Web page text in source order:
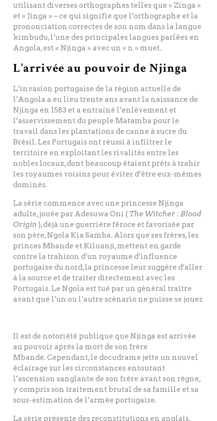
utilisant diverses orthographes telles que « Zinga »
et « Jinga » – ce qui signifie que l’orthographe et la
prononciation correctes de son nom dans la langue
kimbudu, l’une des principales langues parlées en
Angola, est « Njinga » avec un « n » muet.
L’arrivée au pouvoir de Njinga
L’invasion portugaise de la région actuelle de
l’Angola a eu lieu trente ans avant la naissance de
Njinga en 1583 et a entraîné l’enlèvement et
l’asservissement du peuple Matamba pour le
travail dans les plantations de canne à sucre du
Brésil. Les Portugais ont réussi à infiltrer le
territoire en exploitant les rivalités entre les
nobles locaux, dont beaucoup étaient prêts à trahir
les royaumes voisins pour éviter d’être eux-mêmes
dominés.
La série commence avec une princesse Njinga
adulte, jouée par Adesuwa Oni ( The Witcher : Blood
Origin ), déjà une guerrière féroce et favorisée par
son père, Ngola Kia Samba. Alors que ses frères, les
princes Mbande et Kiluanji, mettent en garde
contre la trahison d’un royaume d’influence
portugaise du nord, la princesse leur suggère d’aller
à la source et de traiter directement avec les
Portugais. Le Ngola est tué par un général traître
avant que l’un ou l’autre scénario ne puisse se jouer.
Il est de notoriété publique que Njinga est arrivée
au pouvoir après la mort de son frère
Mbande. Cependant, le docudrame jette un nouvel
éclairage sur les circonstances entourant
l’ascension sanglante de son frère avant son règne,
y compris son traitement brutal de sa famille et sa
sous-estimation de l’armée portugaise.
La série présente des reconstitutions en anglais,